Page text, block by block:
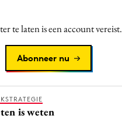
te laten is een account vereist.
Abonneer nu
is weten